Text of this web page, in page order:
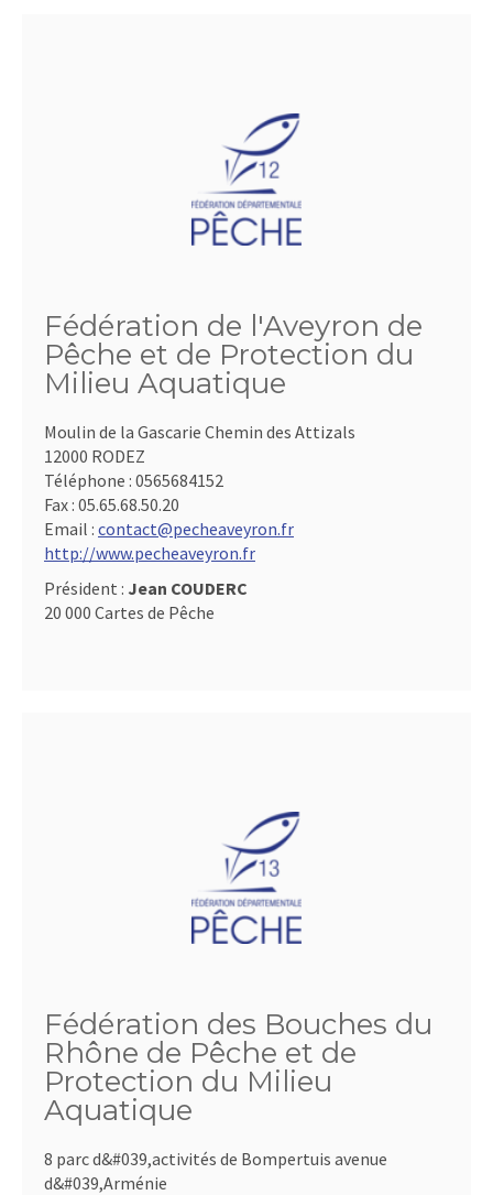
Fédération de l'Aveyron de
Pêche et de Protection du
Milieu Aquatique
Moulin de la Gascarie Chemin des Attizals
12000 RODEZ
Téléphone : 0565684152
Fax : 05.65.68.50.20
Email : contact@pecheaveyron.fr
http://www.pecheaveyron.fr
Président : Jean COUDERC
20 000 Cartes de Pêche
Fédération des Bouches du
Rhône de Pêche et de
Protection du Milieu
Aquatique
8 parc d&#039,activités de Bompertuis avenue
d&#039,Arménie